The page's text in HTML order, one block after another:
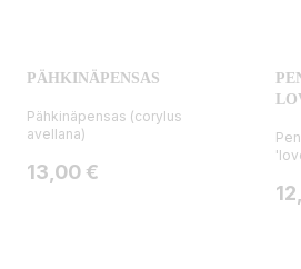
PÄHKINÄPENSAS
Pähkinäpensas (corylus
avellana)
Hinta
13,00 €